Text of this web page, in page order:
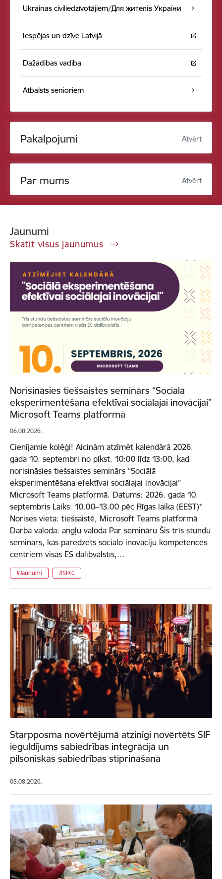
Ukrainas civiliedzīvotājiem/Для жителів України
Iespējas un dzīve Latvijā
Dažādības vadība
Atbalsts senioriem
Pakalpojumi Atvērt
Par mums Atvērt
Jaunumi
Skatīt visus jaunumus
Norisināsies tiešsaistes seminārs “Sociālā
eksperimentēšana efektīvai sociālajai inovācijai”
Microsoft Teams platformā
06.08.2026.
Cienījamie kolēģi! Aicinām atzīmēt kalendārā 2026.
gada 10. septembri no plkst. 10:00 līdz 13:00, kad
norisināsies tiešsaistes seminārs “Sociālā
eksperimentēšana efektīvai sociālajai inovācijai”
Microsoft Teams platformā. Datums: 2026. gada 10.
septembris Laiks: 10.00–13.00 pēc Rīgas laika (EEST)*
Norises vieta: tiešsaistē, Microsoft Teams platformā
Darba valoda: angļu valoda Par semināru Šis trīs stundu
seminārs, kas paredzēts sociālo inovāciju kompetences
centriem visās ES dalībvalstīs,…
#Jaunumi #SIKC
Starpposma novērtējumā atzinīgi novērtēts SIF
ieguldījums sabiedrības integrācijā un
pilsoniskās sabiedrības stiprināšanā
05.08.2026.